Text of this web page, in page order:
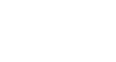
di aplikasi Akulaku